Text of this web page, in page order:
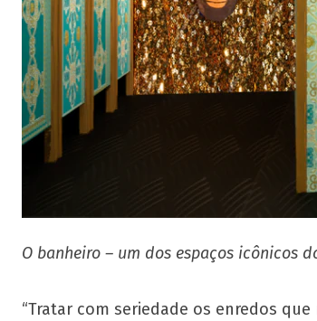
O banheiro – um dos espaços icônicos
“Tratar com seriedade os enredos